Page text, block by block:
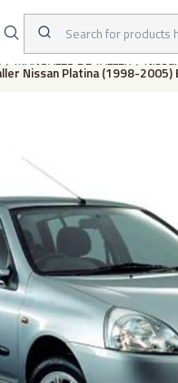
This is the slide text
MANUALES DE TALLER
Nissan Platina (1998-2005)